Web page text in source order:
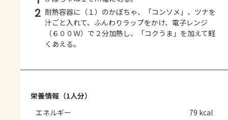
2 耐熱容器に（１）のかぼちゃ、「コンソメ」、ツナを
汁ごと入れて、ふんわりラップをかけ、電子レンジ
（６００Ｗ）で２分加熱し、「コクうま」を加えて軽
くあえる。
栄養情報（1人分）
エネルギー
79 kcal